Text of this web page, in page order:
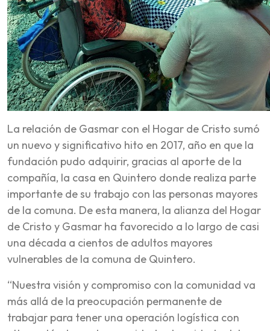
La relación de Gasmar con el Hogar de Cristo sumó
un nuevo y significativo hito en 2017, año en que la
fundación pudo adquirir, gracias al aporte de la
compañía, la casa en Quintero donde realiza parte
importante de su trabajo con las personas mayores
de la comuna. De esta manera, la alianza del Hogar
de Cristo y Gasmar ha favorecido a lo largo de casi
una década a cientos de adultos mayores
vulnerables de la comuna de Quintero.
“Nuestra visión y compromiso con la comunidad va
más allá de la preocupación permanente de
trabajar para tener una operación logística con